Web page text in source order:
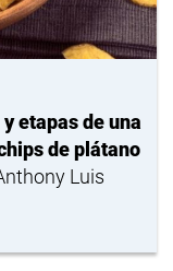
etapas de una
de plátano
Luis